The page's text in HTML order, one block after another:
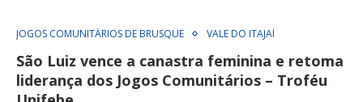
JOGOS COMUNITÁRIOS DE BRUSQUE VALE DO ITAJAÍ
São Luiz vence a canastra feminina e retoma
liderança dos Jogos Comunitários – Troféu